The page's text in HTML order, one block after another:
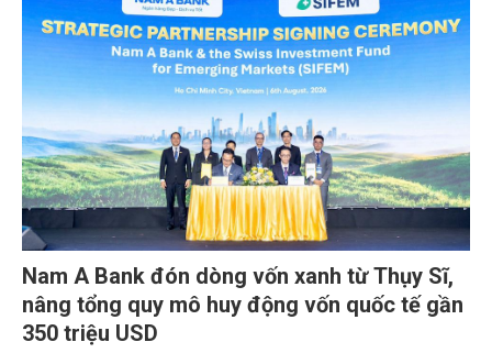
Nam A Bank đón dòng vốn xanh từ Thụy Sĩ,
nâng tổng quy mô huy động vốn quốc tế gần
350 triệu USD